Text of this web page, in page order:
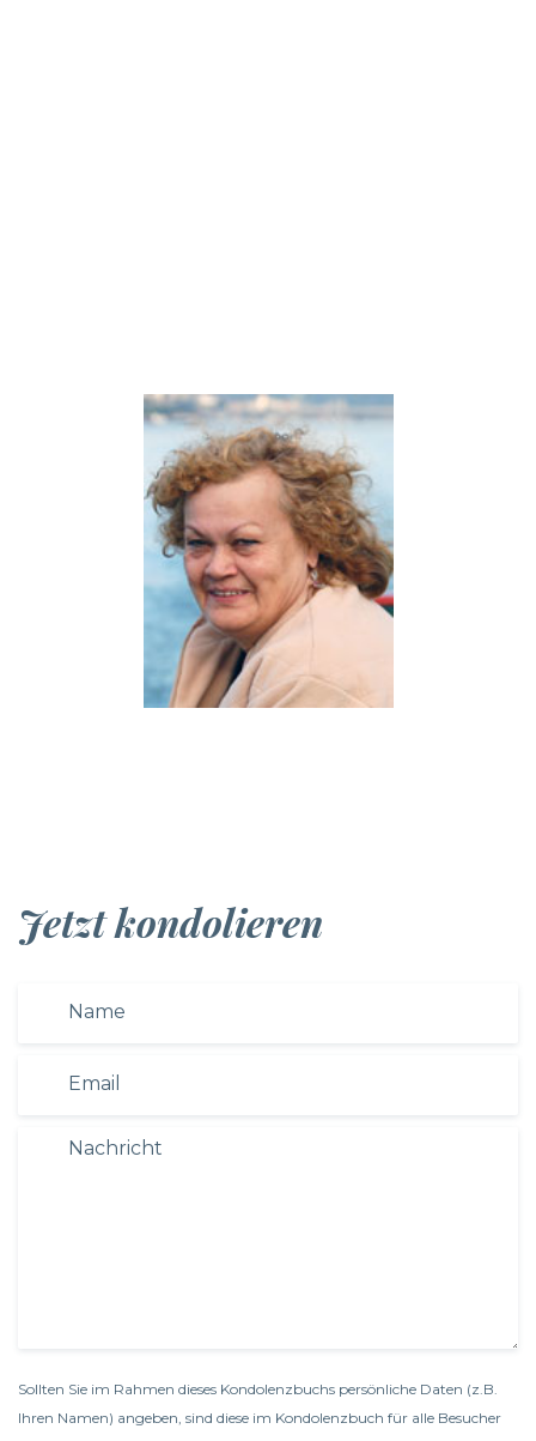
Jetzt kondolieren
Sollten Sie im Rahmen dieses Kondolenzbuchs persönliche Daten (z.B.
Ihren Namen) angeben, sind diese im Kondolenzbuch für alle Besucher